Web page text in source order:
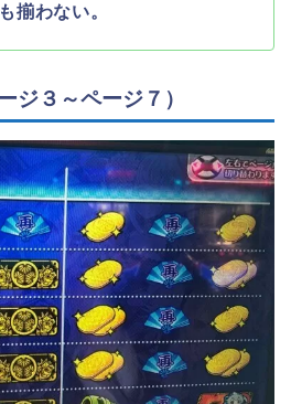
揃わない。
ジ３～ページ７）